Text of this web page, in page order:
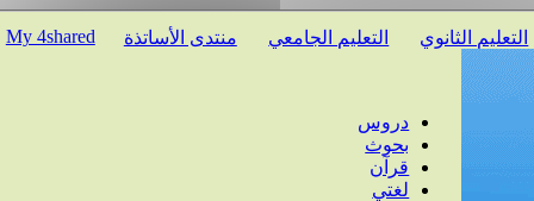
الثانوي التعليم الجامعي منتدى الأساتذة My 4shared
دروس
بحوث
قرآن
لغتي